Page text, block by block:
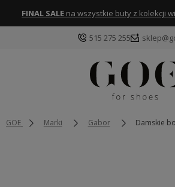
FINAL SALE na wszystkie buty z kolekcji
515 275 255
GOE Marki Gabor
Damskie